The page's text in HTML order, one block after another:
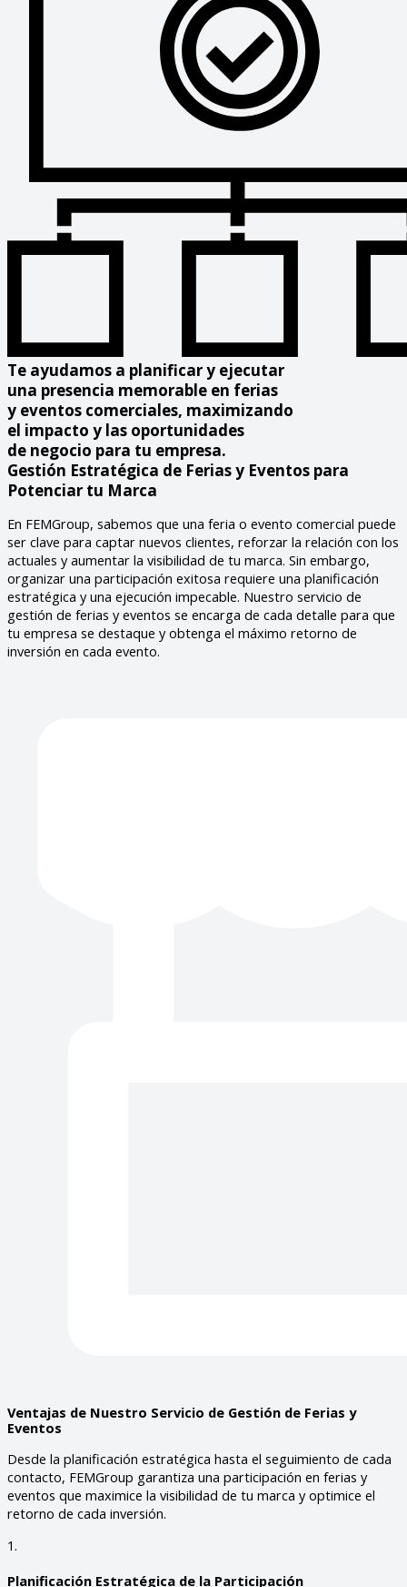
Te ayudamos a planificar y ejecutar
una presencia memorable en ferias
y eventos comerciales, maximizando
el impacto y las oportunidades
de negocio para tu empresa.
Gestión Estratégica de Ferias y Eventos para
Potenciar tu Marca
En FEMGroup, sabemos que una feria o evento comercial puede
ser clave para captar nuevos clientes, reforzar la relación con los
actuales y aumentar la visibilidad de tu marca. Sin embargo,
organizar una participación exitosa requiere una planificación
estratégica y una ejecución impecable. Nuestro servicio de
gestión de ferias y eventos se encarga de cada detalle para que
tu empresa se destaque y obtenga el máximo retorno de
inversión en cada evento.
Ventajas de Nuestro Servicio de Gestión de Ferias y
Eventos
Desde la planificación estratégica hasta el seguimiento de cada
contacto, FEMGroup garantiza una participación en ferias y
eventos que maximice la visibilidad de tu marca y optimice el
retorno de cada inversión.
1.
Planificación Estratégica de la Participación